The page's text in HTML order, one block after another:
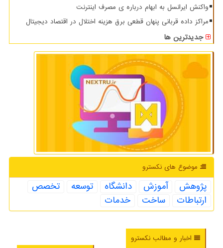
واکنش ایرانسل به ابهام درباره ی مصرف اینترنت
مراکز داده قربانی پنهان قطعی برق هزینه اختلال در اقتصاد دیجیتال
جدیدترین ها
موضوع های نكسترو
پژوهش آموزش دانشگاه توسعه
تخصص
ارتباطات
ساخت خدمات
اخبار و مطالب نکسترو